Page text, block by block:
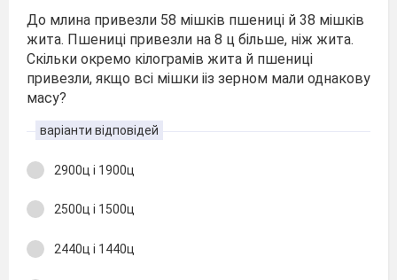
До млина привезли 58 мішків пшениці й 38 мішків
жита. Пшениці привезли на 8 ц більше, ніж жита.
Скільки окремо кілограмів жита й пшениці
привезли, якщо всі мішки ііз зерном мали однакову
масу?
варіанти відповідей
2900ц і 1900ц
2500ц і 1500ц
2440ц і 1440ц